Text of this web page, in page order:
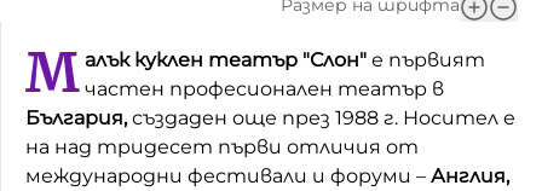
Питаме Ви
До ре ми
Размер на шрифта
М алък куклен театър "Слон" е първият
частен професионален театър в
България,създаден още през 1988 г. Носител е
на над тридесет първи отличия от
международни фестивали и форуми – Англия,